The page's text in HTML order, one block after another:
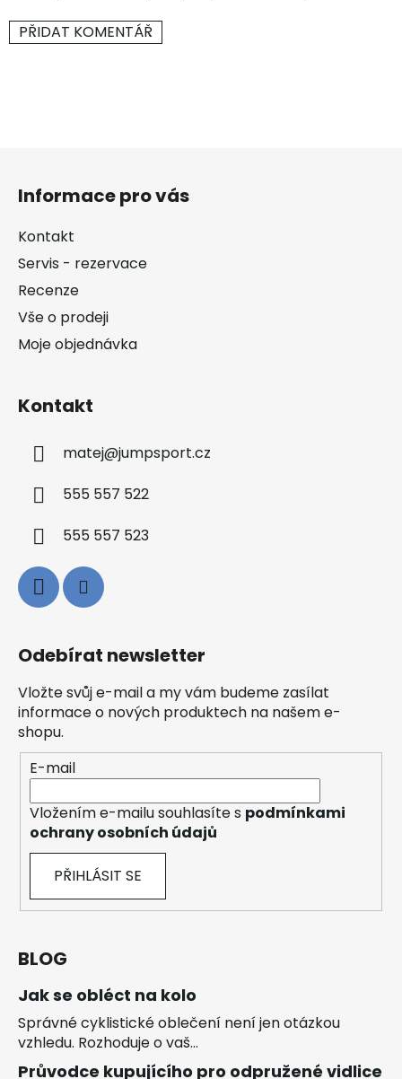
PŘIDAT KOMENTÁŘ
Informace pro vás
Kontakt
Servis - rezervace
Recenze
Vše o prodeji
Moje objednávka
Kontakt
matej@jumpsport.cz
555 557 522
555 557 523
Odebírat newsletter
Vložte svůj e-mail a my vám budeme zasílat
informace o nových produktech na našem e-
shopu.
E-mail
Vložením e-mailu souhlasíte s podmínkami
ochrany osobních údajů
PŘIHLÁSIT SE
BLOG
Jak se obléct na kolo
Správné cyklistické oblečení není jen otázkou
vzhledu. Rozhoduje o vaš...
Průvodce kupujícího pro odpružené vidlice